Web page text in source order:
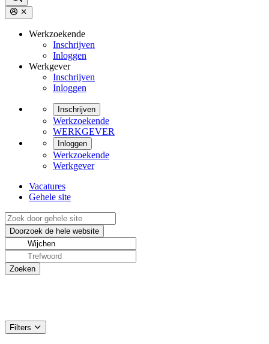
Werkzoekende
Inschrijven
Inloggen
Werkgever
Inschrijven
Inloggen
Inschrijven
Werkzoekende
WERKGEVER
Inloggen
Werkzoekende
Werkgever
Vacatures
Gehele site
Filters